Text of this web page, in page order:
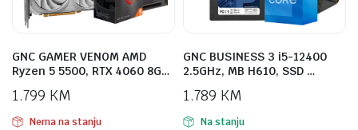
GNC GAMER VENOM AMD
Ryzen 5 5500, RTX 4060 8G…
1.799 KM
Nema na stanju
GNC BUSINESS 3 i5-12400
2.5GHz, MB H610, SSD …
1.789 KM
Na stanju